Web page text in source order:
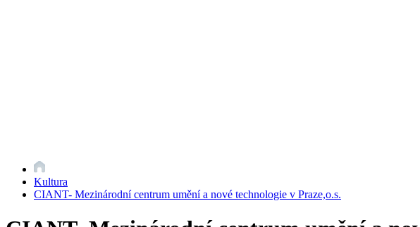
Kultura
CIANT- Mezinárodní centrum umění a nové technologie v Praze,o.s.